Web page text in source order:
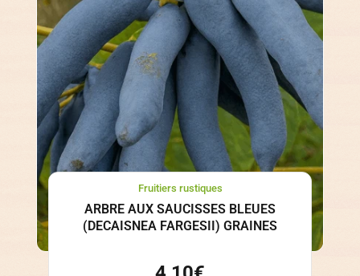
Fruitiers rustiques
ARBRE AUX SAUCISSES BLEUES
(DECAISNEA FARGESII) GRAINES